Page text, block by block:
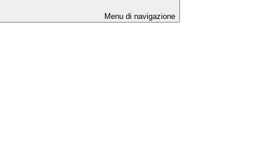
Menu di navigazione